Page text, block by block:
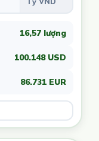
16,57 lượng
100.148 USD
86.731 EUR